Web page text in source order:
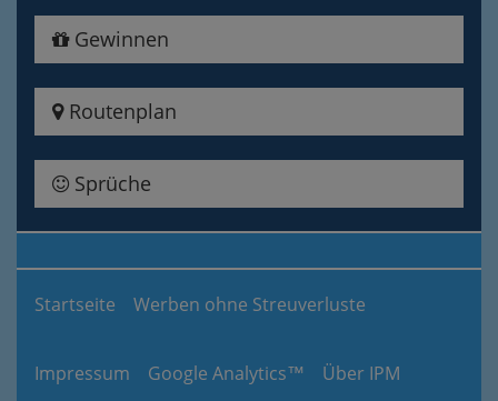
Gewinnen
Routenplan
Sprüche
Startseite Werben ohne Streuverluste
Impressum Google Analytics™ Über IPM